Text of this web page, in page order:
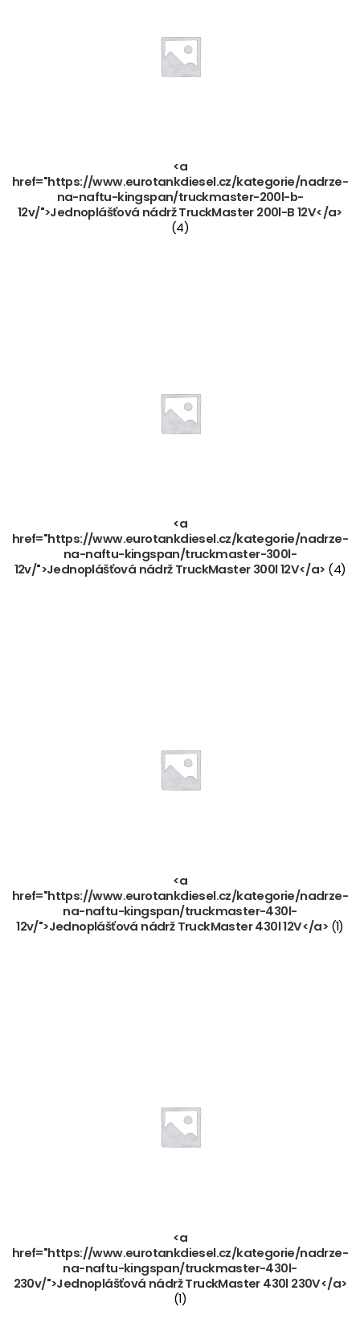
<a
href="https://www.eurotankdiesel.cz/kategorie/nadrze-
na-naftu-kingspan/truckmaster-200l-b-
12v/">Jednoplášťová nádrž TruckMaster 200l-B 12V</a>
(4)
<a
href="https://www.eurotankdiesel.cz/kategorie/nadrze-
na-naftu-kingspan/truckmaster-300l-
12v/">Jednoplášťová nádrž TruckMaster 300l 12V</a> (4)
<a
href="https://www.eurotankdiesel.cz/kategorie/nadrze-
na-naftu-kingspan/truckmaster-430l-
12v/">Jednoplášťová nádrž TruckMaster 430l 12V</a> (1)
<a
href="https://www.eurotankdiesel.cz/kategorie/nadrze-
na-naftu-kingspan/truckmaster-430l-
230v/">Jednoplášťová nádrž TruckMaster 430l 230V</a>
(1)